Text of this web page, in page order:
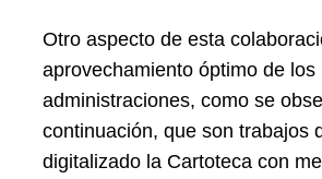
Otro aspecto de esta
aprovechamiento óptimo de
administraciones, como se
continuación, que son trabajos
digitalizado la Cartoteca con